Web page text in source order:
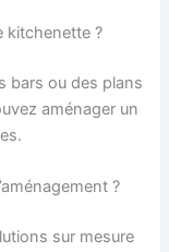
kitchenette ?
bars ou des plans
aménager un
?
sur mesure